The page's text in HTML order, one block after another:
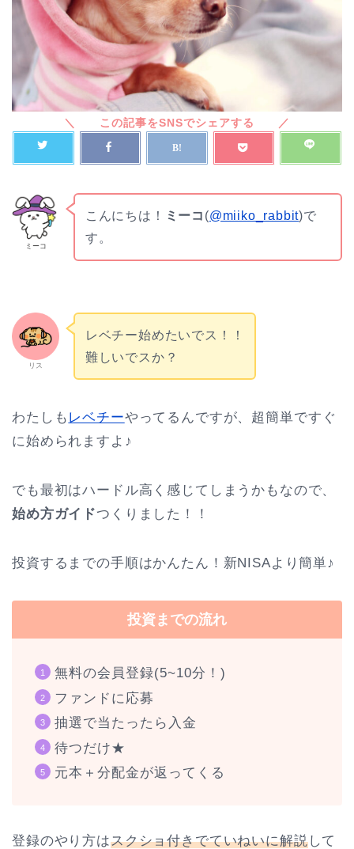
ミーコ
こんにちは！ ミーコ (@miiko_rabbit)で
す。
リス
レベチー始めたいでス！！
難しいでスか？
わたしも レベチーやってるんですが、超簡単ですぐ
に始められますよ♪
でも最初はハードル高く感じてしまうかもなので、
始め方ガイドつくりました！！
投資するまでの手順はかんたん！新NISAより簡単♪
投資までの流れ
無料の会員登録(5~10分！)
ファンドに応募
抽選で当たったら入金
待つだけ★
元本＋分配金が返ってくる
登録のやり方はスクショ付きでていねいに解説して